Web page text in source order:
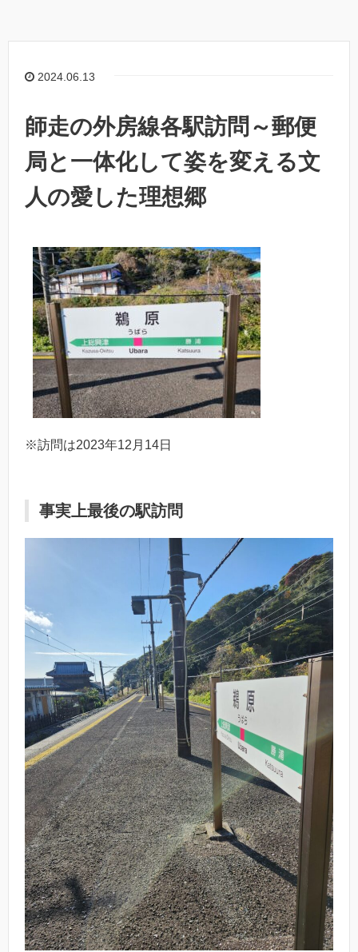
2024.06.13
師走の外房線各駅訪問～郵便
局と一体化して姿を変える文
人の愛した理想郷
※訪問は2023年12月14日
事実上最後の駅訪問